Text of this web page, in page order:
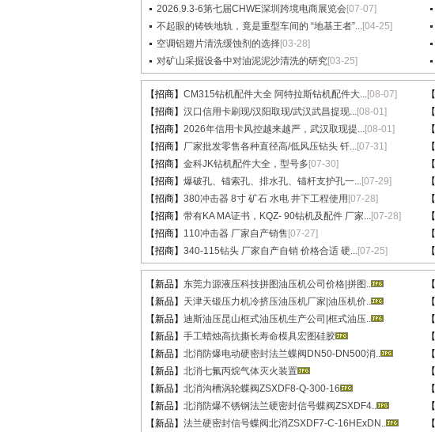
2026.9.3-6第七届CHWE深圳跨境电商展览会[07-07]
不起眼的铸铁地轨，竟是重型车间的 “地基王者”...[04-25]
空调铝翅片清洗缓蚀剂的选择[03-28]
对矿山采掘设备中对油泥泥沙清洗的研究[03-25]
【招商】 CM315钻机配件大全 阿特拉斯钻机配件大...[08-07]
【招商】 汉口信用卡刷现/汉阳取现/武汉武昌提现...[08-01]
【招商】 2026年信用卡风控越来越严，武汉取现提...[08-01]
【招商】 厂家批发零售各种直径高/低风压钻头 钎...[07-31]
【招商】 金科JK钻机配件大全，型号多 [07-30]
【招商】 爆破孔、锚索孔、排水孔、锚杆支护孔一...[07-29]
【招商】 380冲击器 8寸 矿石 水电 井下工程使用 [07-28]
【招商】 带有KA MA证书，KQZ- 90钻机及配件 厂家...[07-28]
【招商】 110冲击器 厂家自产销售 [07-27]
【招商】 340-115钻头 厂家自产自销 价格合适 硬...[07-25]
【新品】 东莞力源液压科技拼图油压机公司价格|拼图..
【新品】 天津天锻压力机冷挤压油压机厂家|油压机价..
【新品】 迪斯油压昆山框式油压机生产公司|框式油压..
【新品】 手工蜡烛高抗撕长寿命模具宏图硅胶
【新品】 北消防爆电动硬密封法兰蝶阀DN50-DN500消..
【新品】 北消七氟丙烷气体灭火装置
【新品】 北消沟槽涡轮蝶阀ZSXDF8-Q-300-16
【新品】 北消防爆不锈钢法兰硬密封信号蝶阀ZSXDF4..
【新品】 法兰硬密封信号蝶阀北消ZSXDF7-C-16HExDN..